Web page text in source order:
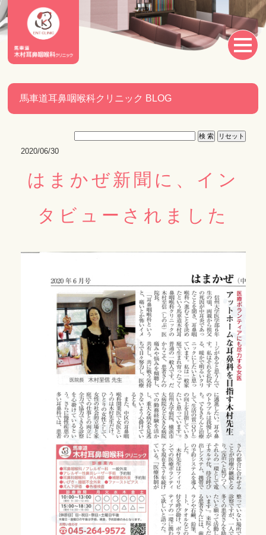
馬車道耳鼻咽喉科クリニック BLOG
2020/06/30
はまかぜ新聞に、イン
タビューされました